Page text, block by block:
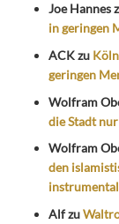
Joe Hannes
in geringen
ACKzu
geringen
Wolfram
die Stadt
Wolfram
den
Alfzu